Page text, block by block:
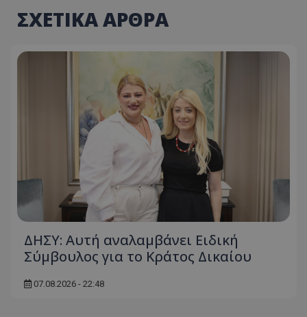
ΣΧΕΤΙΚΑ ΑΡΘΡΑ
ΔΗΣΥ: Αυτή αναλαμβάνει Ειδική
Σύμβουλος για το Κράτος Δικαίου
07.08.2026 - 22:48